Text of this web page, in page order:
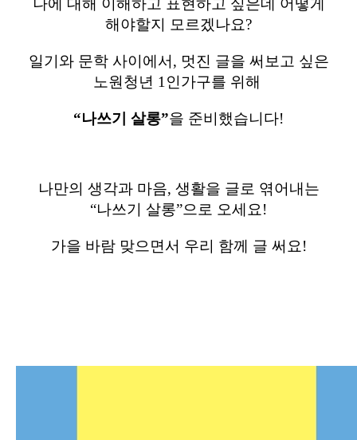
나에 대해 이해하고 표현하고 싶은데 어떻게
해야할지 모르겠나요?
일기와 문학 사이에서 , 멋진 글을 써보고 싶은
노원청년 1 인가구를 위해
“나쓰기 살롱”을 준비했습니다!
나만의 생각과 마음, 생활을 글로 엮어내는
“나쓰기 살롱”으로 오세요 !
가을 바람 맞으면서 우리 함께 글 써요!